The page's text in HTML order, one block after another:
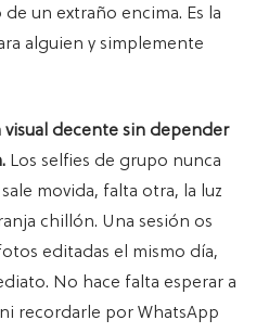
un extraño encima. Es la
alguien y simplemente
decente sin depender
Los selfies de grupo nunca
movida, falta otra, la luz
chillón. Una sesión os
editadas el mismo día,
No hace falta esperar a
recordarle por WhatsApp